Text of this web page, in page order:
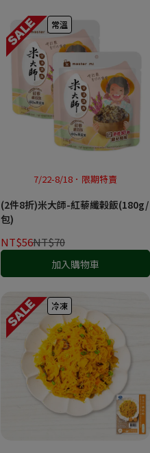
常溫
7/22-8/18．限期特賣
(2件8折)米大師-紅藜纖榖飯(180g/
包)
NT$56NT$70
加入購物車
冷凍